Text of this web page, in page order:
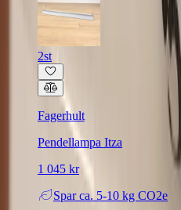
2st
Fagerhult
Pendellampa Itza
1 045 kr
Spar ca. 5-10 kg CO2e